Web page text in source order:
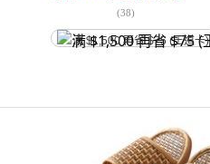
(38)
满 $1,500 再省 $75 (王道卡)